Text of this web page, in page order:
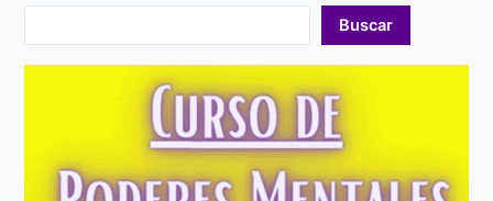
Buscar